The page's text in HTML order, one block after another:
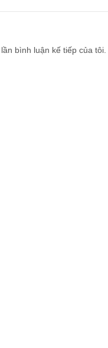
bình luận kế tiếp của tôi.